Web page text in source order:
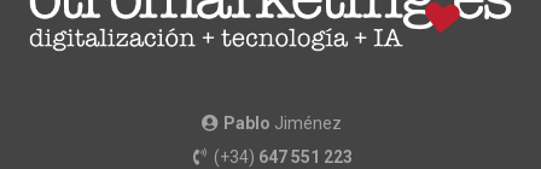
Pablo Jiménez
(+34) 647 551 223